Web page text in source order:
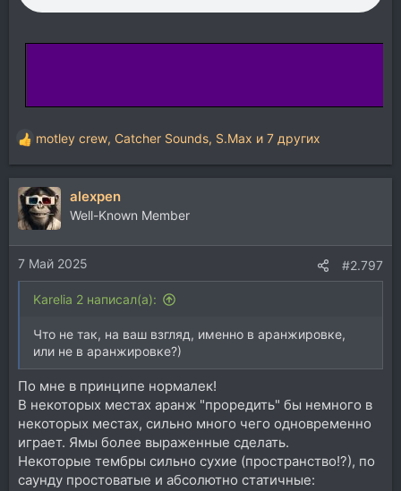
Р
е
а
к
ц
и
и
:
motley crew, Catcher Sounds, S.Max и 7 других
alexpen
Well-Known Member
7 Май 2025 #2.797
Karelia 2 написал(а):
Что не так, на ваш взгляд, именно в аранжировке,
или не в аранжировке?)
По мне в принципе нормалек!
В некоторых местах аранж "проредить" бы немного в
некоторых местах, сильно много чего одновременно
играет. Ямы более выраженные сделать.
Некоторые тембры сильно сухие (пространство!?), по
саунду простоватые и абсолютно статичные: